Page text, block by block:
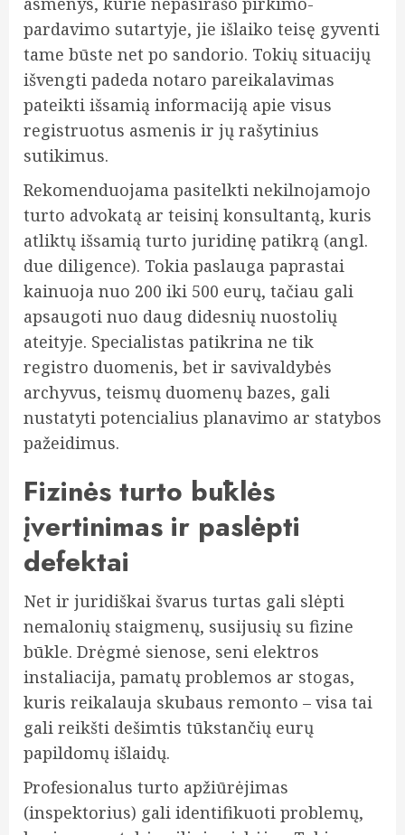
pardavimo sutartyje, jie išlaiko teisę gyventi
tame būste net po sandorio. Tokių situacijų
išvengti padeda notaro pareikalavimas
pateikti išsamią informaciją apie visus
registruotus asmenis ir jų rašytinius
sutikimus.
Rekomenduojama pasitelkti nekilnojamojo
turto advokatą ar teisinį konsultantą, kuris
atliktų išsamią turto juridinę patikrą (angl.
due diligence). Tokia paslauga paprastai
kainuoja nuo 200 iki 500 eurų, tačiau gali
apsaugoti nuo daug didesnių nuostolių
ateityje. Specialistas patikrina ne tik
registro duomenis, bet ir savivaldybės
archyvus, teismų duomenų bazes, gali
nustatyti potencialius planavimo ar statybos
pažeidimus.
Fizinės turto būklės
įvertinimas ir paslėpti
defektai
Net ir juridiškai švarus turtas gali slėpti
nemalonių staigmenų, susijusių su fizine
būkle. Drėgmė sienose, seni elektros
instaliacija, pamatų problemos ar stogas,
kuris reikalauja skubaus remonto – visa tai
gali reikšti dešimtis tūkstančių eurų
papildomų išlaidų.
Profesionalus turto apžiūrėjimas
(inspektorius) gali identifikuoti problemų,